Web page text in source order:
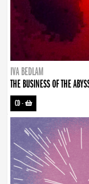
IVA BEDLAM
THE BUSINESS OF THE
CD-